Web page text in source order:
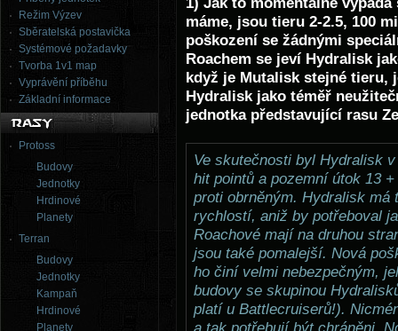
Režim Výzev
Sběratelská postavička
Systémové požadavky
Tvorba 1v1 map
Vyprávění příběhu
Základní informace
Protoss
Budovy
Jednotky
Hrdinové
Planety
Terran
Budovy
Jednotky
Kampaň
Hrdinové
Planety
máme, jsou tieru 2-2.5, 100
poškození se žádnými
Roachem se jeví Hydralisk
když je Mutalisk stejné tieru,
Hydralisk jako téměř
jednotka představující rasu
Ve skutečnosti byl Hydralisk
hit pointů a pozemní útok 13
proti obrněným. Hydralisk má
rychlostí, aniž by potřeboval
Roachové mají na druhou
jsou také pomalejší. Nová
ho činí velmi nebezpečným,
budovy se skupinou
platí u Battlecruiserů!).